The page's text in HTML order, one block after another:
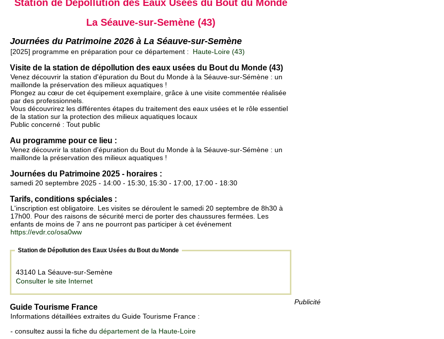
Publicité
Station de Dépollution des Eaux Usées du Bout du Monde
La Séauve-sur-Semène (43)
Journées du Patrimoine 2026 à La Séauve-sur-Semène
[2025] programme en préparation pour ce département : Haute-Loire (43)
Visite de la station de dépollution des eaux usées du Bout du Monde (43)
Venez découvrir la station d'épuration du Bout du Monde à la Séauve-sur-Sémène : un
maillonde la préservation des milieux aquatiques !
Plongez au cœur de cet équipement exemplaire, grâce à une visite commentée réalisée
par des professionnels.
Vous découvrirez les différentes étapes du traitement des eaux usées et le rôle essentiel
de la station sur la protection des milieux aquatiques locaux
Public concerné : Tout public
Au programme pour ce lieu :
Venez découvrir la station d'épuration du Bout du Monde à la Séauve-sur-Sémène : un
maillonde la préservation des milieux aquatiques !
Journées du Patrimoine 2025 - horaires :
samedi 20 septembre 2025 - 14:00 - 15:30, 15:30 - 17:00, 17:00 - 18:30
Tarifs, conditions spéciales :
L'inscription est obligatoire. Les visites se déroulent le samedi 20 septembre de 8h30 à
17h00. Pour des raisons de sécurité merci de porter des chaussures fermées. Les
enfants de moins de 7 ans ne pourront pas participer à cet événement
https://evdr.co/osa0ww
Station de Dépollution des Eaux Usées du Bout du Monde
43140 La Séauve-sur-Semène
Consulter le site Internet
Guide Tourisme France
Informations détaillées extraites du Guide Tourisme France :
- consultez aussi la fiche du département de la Haute-Loire